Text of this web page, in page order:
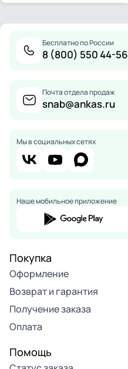
Бесплатно по России
8 (800) 550 44-56
Почта отдела продаж
snab@ankas.ru
Мы в социальных сетях
Наше мобильное приложение
Покупка
Оформление
Возврат и гарантия
Получение заказа
Оплата
Помощь